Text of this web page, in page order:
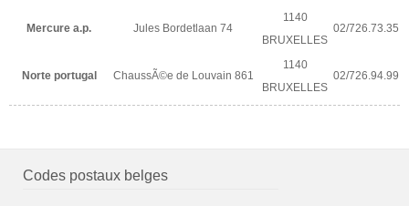
Mercure a.p. Jules Bordetlaan 74
1140
BRUXELLES
02/726.73.35
Norte portugal ChaussÃ©e de Louvain 861
1140
BRUXELLES
02/726.94.99
Codes postaux belges